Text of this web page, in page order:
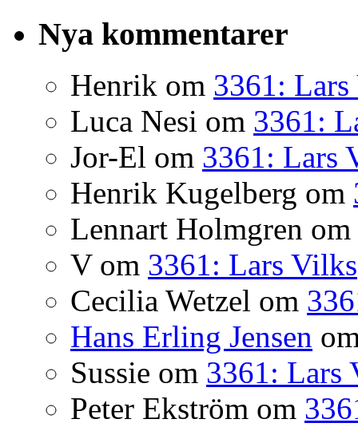
Nya kommentarer
Henrik om 3361:
Luca Nesi om 3361:
Jor-El om 3361: Lars
Henrik Kugelberg om
Lennart Holmgren om
Vom 3361: Lars Vilks
Cecilia Wetzel om
Hans Erling Jensen
Sussie om 3361: Lars
Peter Ekström om